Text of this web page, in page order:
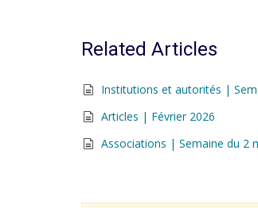
Related Articles
Institutions et autorités |
Articles | Février 2026
Associations | Semaine du 2